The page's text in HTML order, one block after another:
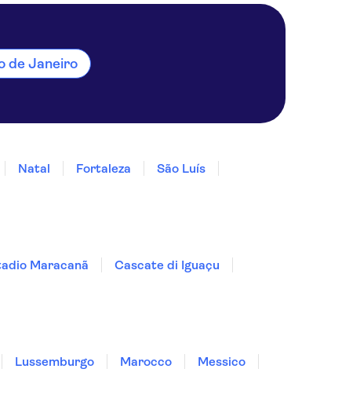
de Janeiro
Natal Fortaleza São Luís
Maracanã Cascate di Iguaçu
Lussemburgo Marocco
Messico